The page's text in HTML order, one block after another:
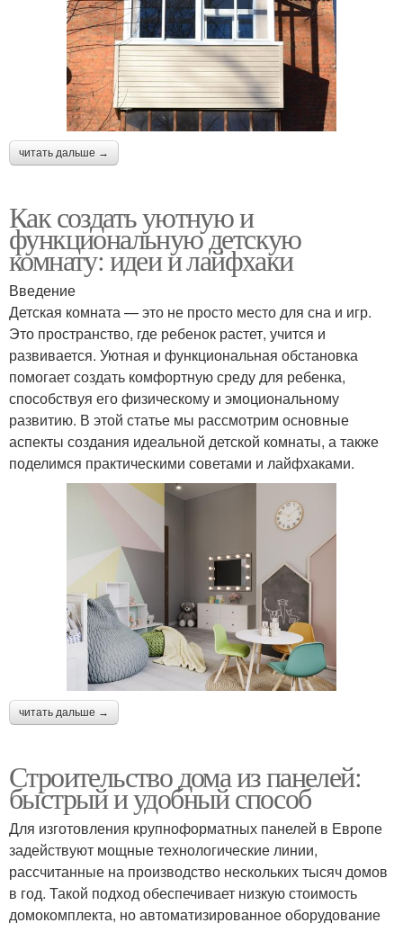
читать дальше →
Как создать уютную и
функциональную детскую
комнату: идеи и лайфхаки
Введение
Детская комната — это не просто место для сна и игр.
Это пространство, где ребенок растет, учится и
развивается. Уютная и функциональная обстановка
помогает создать комфортную среду для ребенка,
способствуя его физическому и эмоциональному
развитию. В этой статье мы рассмотрим основные
аспекты создания идеальной детской комнаты, а также
поделимся практическими советами и лайфхаками.
читать дальше →
Строительство дома из панелей:
быстрый и удобный способ
Для изготовления крупноформатных панелей в Европе
задействуют мощные технологические линии,
рассчитанные на производство нескольких тысяч домов
в год. Такой подход обеспечивает низкую стоимость
домокомплекта, но автоматизированное оборудование